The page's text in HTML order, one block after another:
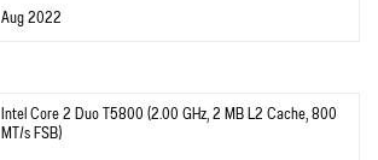
Aug 2022
Intel Core 2 Duo T5800 (2.00 GHz, 2 MB L2 Cache, 800
MT/s FSB)